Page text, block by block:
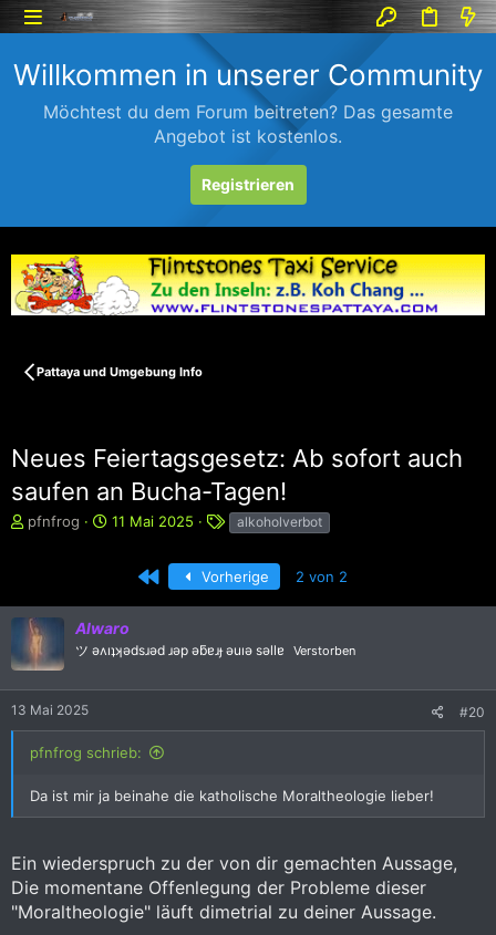
Willkommen in unserer Community
Möchtest du dem Forum beitreten? Das gesamte
Angebot ist kostenlos.
Registrieren
Pattaya und Umgebung Info
Neues Feiertagsgesetz: Ab sofort auch
saufen an Bucha-Tagen!
E
l
e
pfnfrog
E
l
t
11 Mai 2025
S
h
l
o
alkoholverbot
Erste Vorherige 2 von 2
Alwaro
ツ ǝʌıʇʞǝdsɹǝd ɹǝp ǝƃɐɹɟ ǝuıǝ sǝllɐ Verstorben
13 Mai 2025 #20
pfnfrog schrieb:
Da ist mir ja beinahe die katholische Moraltheologie lieber!
Ein wiederspruch zu der von dir gemachten Aussage,
Die momentane Offenlegung der Probleme dieser
"Moraltheologie" läuft dimetrial zu deiner Aussage.